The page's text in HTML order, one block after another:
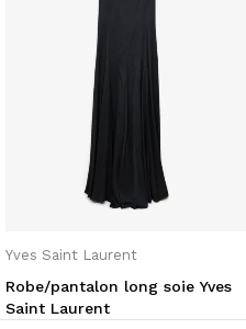
Yves Saint Laurent
Robe/pantalon long soie Yves
Saint Laurent